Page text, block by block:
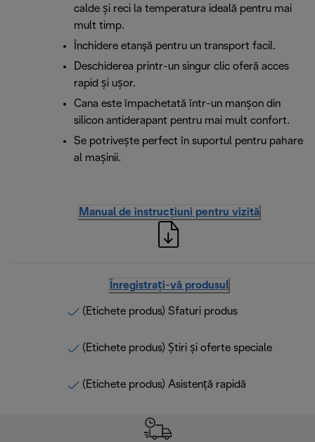
calde și reci la temperatura ideală pentru mai
mult timp.
Închidere etanşă pentru un transport facil.
Deschiderea printr-un singur clic oferă acces
rapid și ușor.
Cana este împachetată într-un manșon din
silicon antiderapant pentru mai mult confort.
Se potrivește perfect în suportul pentru pahare
al mașinii.
Manual de instrucțiuni pentru vizită
Înregistrați-vă produsul
(Etichete produs) Sfaturi produs
(Etichete produs) Știri și oferte speciale
(Etichete produs) Asistență rapidă